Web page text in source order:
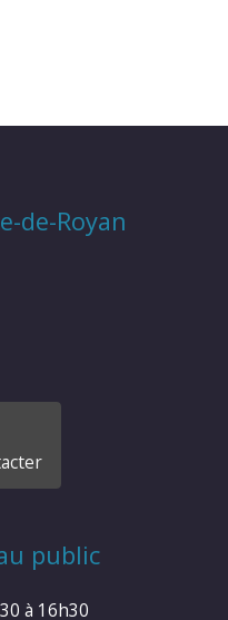
de-Royan
public
à 16h30